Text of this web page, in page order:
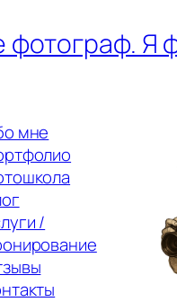
фотограф. Я
мне
/